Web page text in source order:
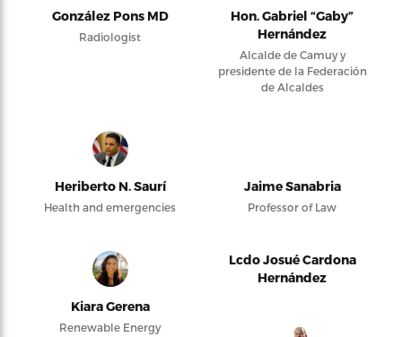
González Pons MD
Radiologist
Hon. Gabriel “Gaby”
Hernández
Alcalde de Camuy y
presidente de la Federación
de Alcaldes
Heriberto N. Saurí
Health and emergencies
Jaime Sanabria
Professor of Law
Kiara Gerena
Renewable Energy
Lcdo Josué Cardona
Hernández